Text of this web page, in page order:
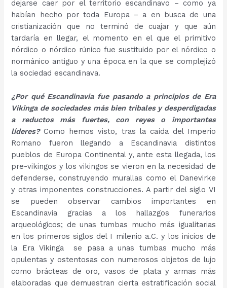
dejarse caer por el territorio escandinavo – como ya
habían hecho por toda Europa – a en busca de una
cristianización que no terminó de cuajar y que aún
tardaría en llegar, el momento en el que el primitivo
nórdico o nórdico rúnico fue sustituido por el nórdico o
normánico antiguo y una época en la que se complejizó
la sociedad escandinava.
¿Por qué Escandinavia fue pasando a principios de Era
Vikinga de sociedades más bien tribales y desperdigadas
a reductos más fuertes, con reyes o importantes
líderes?Como hemos visto, tras la caída del Imperio
Romano fueron llegando a Escandinavia distintos
pueblos de Europa Continental y, ante esta llegada, los
pre-vikingos y los vikingos se vieron en la necesidad de
defenderse, construyendo murallas como el Danevirke
y otras imponentes construcciones. A partir del siglo VI
se pueden observar cambios importantes en
Escandinavia gracias a los hallazgos funerarios
arqueológicos; de unas tumbas mucho más igualitarias
en los primeros siglos del I milenio a.C. y los inicios de
la Era Vikinga se pasa a unas tumbas mucho más
opulentas y ostentosas con numerosos objetos de lujo
como brácteas de oro, vasos de plata y armas más
elaboradas que demuestran cierta estratificación social